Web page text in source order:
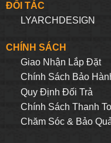
ĐỐI TÁC
LYARCHDESIGN
CHÍNH SÁCH
Giao Nhận Lắp Đặt
Chính Sách Bảo
Quy Định Đối Trả
Chính Sách Thanh
Chăm Sóc & Bảo